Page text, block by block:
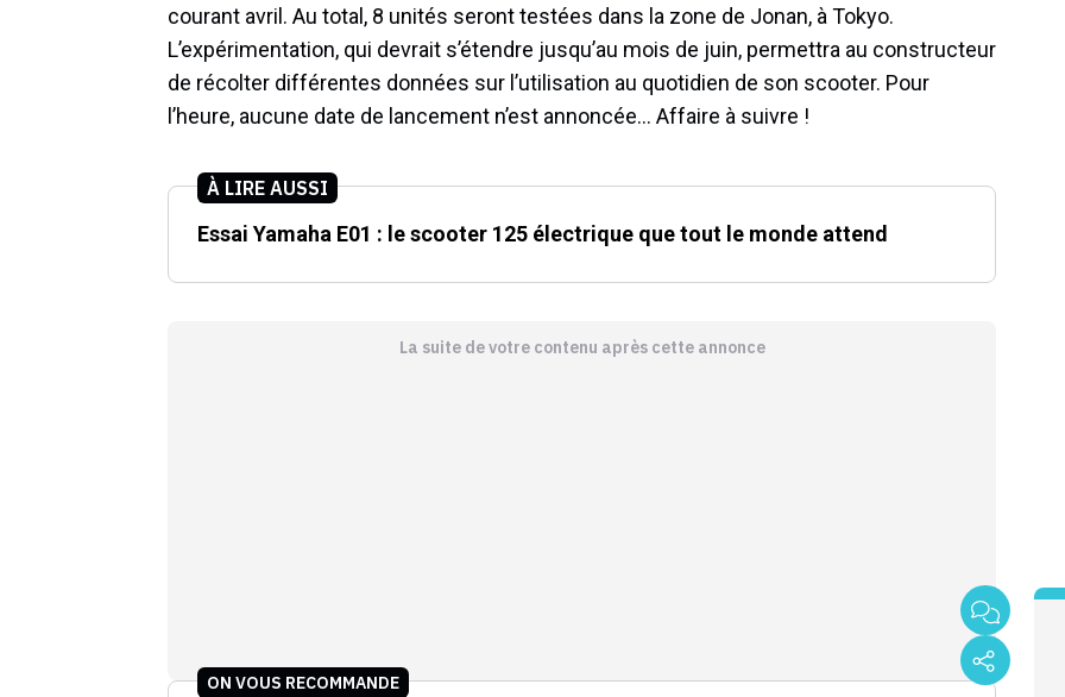
courant avril. Au total, 8 unités seront testées dans la zone de Jonan, à Tokyo.
L’expérimentation, qui devrait s’étendre jusqu’au mois de juin, permettra au constructeur
de récolter différentes données sur l’utilisation au quotidien de son scooter. Pour
l’heure, aucune date de lancement n’est annoncée… Affaire à suivre !
À LIRE AUSSI
Essai Yamaha E01 : le scooter 125 électrique que tout le monde attend
La suite de votre contenu après cette annonce
ON VOUS RECOMMANDE